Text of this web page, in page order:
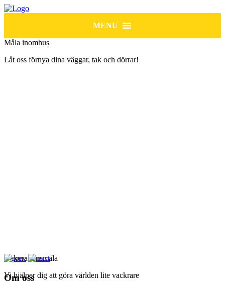
MENU
Måla inomhus
Låt oss förnya dina väggar, tak och dörrar!
Dekorationsmåla
Vi hjälper dig att göra världen lite vackrare
Om oss